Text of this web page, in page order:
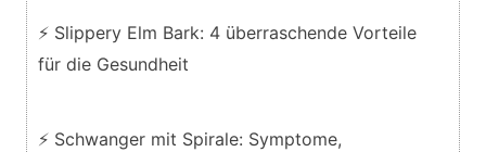
⚡ Slippery Elm Bark: 4 überraschende Vorteile
für die Gesundheit
⚡ Schwanger mit Spirale: Symptome,